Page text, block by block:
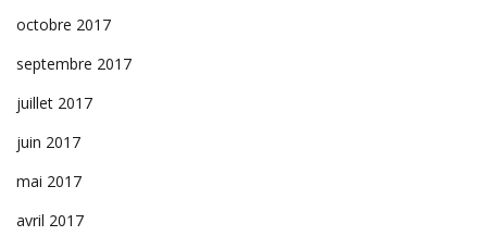
octobre 2017
septembre 2017
juillet 2017
juin 2017
mai 2017
avril 2017